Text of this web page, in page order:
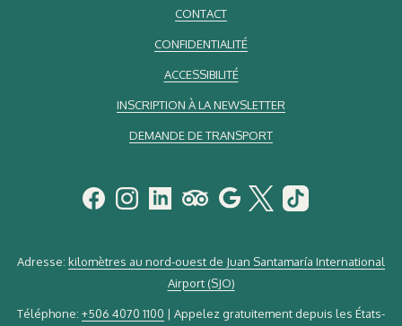
CONTACT
CONFIDENTIALITÉ
ACCESSIBILITÉ
INSCRIPTION À LA NEWSLETTER
DEMANDE DE TRANSPORT
Adresse: kilomètres au nord-ouest de Juan Santamaría International
Airport (SJO)
Téléphone: +506 4070 1100 | Appelez gratuitement depuis les États-